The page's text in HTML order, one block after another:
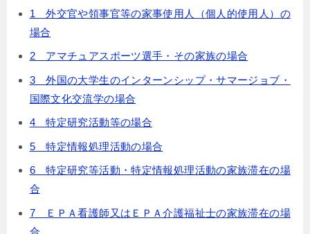
1 外交官や領事官等の家事使用人（個人的使用人）の
場合
2 アマチュアスポーツ選手・その家族の場合
3 外国の大学生のインターンシップ・サマージョブ・
国際文化交流学の場合
4 特定研究活動等の場合
5 特定情報処理活動の場合
6 特定研究等活動・特定情報処理活動の家族滞在の場
合
7 ＥＰＡ看護師又はＥＰＡ介護福祉士の家族滞在の場
合